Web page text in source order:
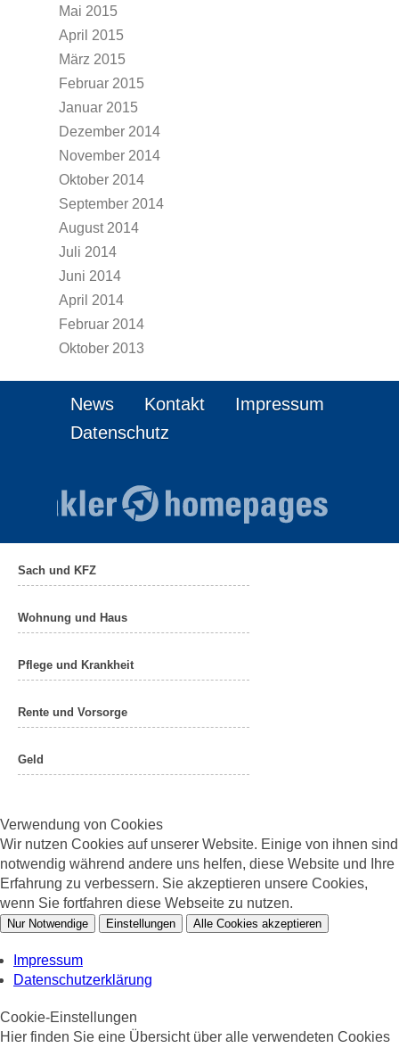
Mai 2015
April 2015
März 2015
Februar 2015
Januar 2015
Dezember 2014
November 2014
Oktober 2014
September 2014
August 2014
Juli 2014
Juni 2014
April 2014
Februar 2014
Oktober 2013
News Kontakt
Impressum
Datenschutz
Sach und KFZ
Wohnung und Haus
Pflege und Krankheit
Rente und Vorsorge
Geld
Verwendung von Cookies
Wir nutzen Cookies auf unserer Website. Einige von ihnen sind
notwendig während andere uns helfen, diese Website und Ihre
Erfahrung zu verbessern. Sie akzeptieren unsere Cookies,
wenn Sie fortfahren diese Webseite zu nutzen.
Nur Notwendige Einstellungen Alle Cookies akzeptieren
Impressum
Datenschutzerklärung
Cookie-Einstellungen
Hier finden Sie eine Übersicht über alle verwendeten Cookies